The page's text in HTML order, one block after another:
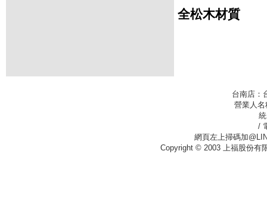
全松木材質
台南店：
營業人
/
網頁左上掃碼加
Copyright © 2003 上福股份有